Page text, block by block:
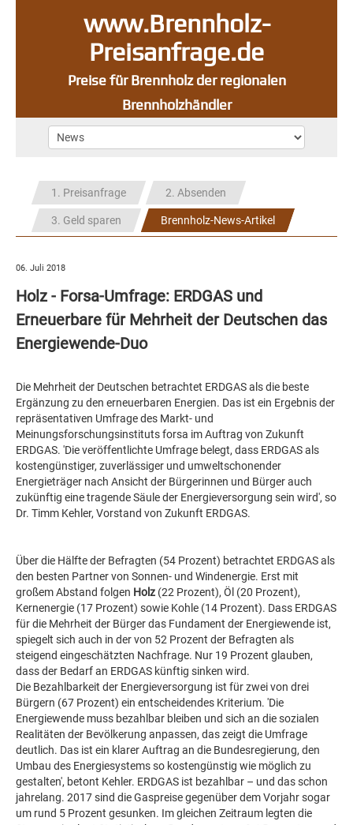
www.Brennholz-
Preisanfrage.de
Preise für Brennholz der regionalen
Brennholzhändler
1. Preisanfrage 2. Absenden
3. Geld sparen Brennholz-News-Artikel
06. Juli 2018
Holz - Forsa-Umfrage: ERDGAS und
Erneuerbare für Mehrheit der Deutschen das
Energiewende-Duo
Die Mehrheit der Deutschen betrachtet ERDGAS als die beste
Ergänzung zu den erneuerbaren Energien. Das ist ein Ergebnis der
repräsentativen Umfrage des Markt- und
Meinungsforschungsinstituts forsa im Auftrag von Zukunft
ERDGAS. 'Die veröffentlichte Umfrage belegt, dass ERDGAS als
kostengünstiger, zuverlässiger und umweltschonender
Energieträger nach Ansicht der Bürgerinnen und Bürger auch
zukünftig eine tragende Säule der Energieversorgung sein wird', so
Dr. Timm Kehler, Vorstand von Zukunft ERDGAS.
Über die Hälfte der Befragten (54 Prozent) betrachtet ERDGAS als
den besten Partner von Sonnen- und Windenergie. Erst mit
großem Abstand folgen Holz (22 Prozent), Öl (20 Prozent),
Kernenergie (17 Prozent) sowie Kohle (14 Prozent). Dass ERDGAS
für die Mehrheit der Bürger das Fundament der Energiewende ist,
spiegelt sich auch in der von 52 Prozent der Befragten als
steigend eingeschätzten Nachfrage. Nur 19 Prozent glauben,
dass der Bedarf an ERDGAS künftig sinken wird.
Die Bezahlbarkeit der Energieversorgung ist für zwei von drei
Bürgern (67 Prozent) ein entscheidendes Kriterium. 'Die
Energiewende muss bezahlbar bleiben und sich an die sozialen
Realitäten der Bevölkerung anpassen, das zeigt die Umfrage
deutlich. Das ist ein klarer Auftrag an die Bundesregierung, den
Umbau des Energiesystems so kostengünstig wie möglich zu
gestalten', betont Kehler. ERDGAS ist bezahlbar – und das schon
jahrelang. 2017 sind die Gaspreise gegenüber dem Vorjahr sogar
um rund 5 Prozent gesunken. Im gleichen Zeitraum legten die